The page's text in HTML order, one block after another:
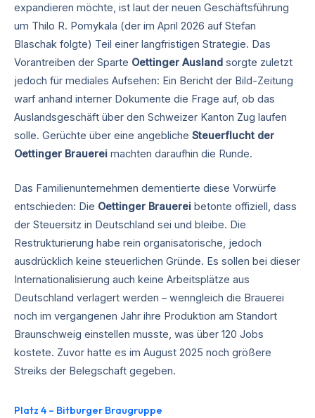
expandieren möchte, ist laut der neuen Geschäftsführung
um Thilo R. Pomykala (der im April 2026 auf Stefan
Blaschak folgte) Teil einer langfristigen Strategie. Das
Vorantreiben der Sparte Oettinger Ausland sorgte zuletzt
jedoch für mediales Aufsehen: Ein Bericht der Bild-Zeitung
warf anhand interner Dokumente die Frage auf, ob das
Auslandsgeschäft über den Schweizer Kanton Zug laufen
solle. Gerüchte über eine angebliche Steuerflucht der
Oettinger Brauerei machten daraufhin die Runde.
Das Familienunternehmen dementierte diese Vorwürfe
entschieden: Die Oettinger Brauerei betonte offiziell, dass
der Steuersitz in Deutschland sei und bleibe. Die
Restrukturierung habe rein organisatorische, jedoch
ausdrücklich keine steuerlichen Gründe. Es sollen bei dieser
Internationalisierung auch keine Arbeitsplätze aus
Deutschland verlagert werden – wenngleich die Brauerei
noch im vergangenen Jahr ihre Produktion am Standort
Braunschweig einstellen musste, was über 120 Jobs
kostete. Zuvor hatte es im August 2025 noch größere
Streiks der Belegschaft gegeben.
Platz 4 – Bitburger Braugruppe